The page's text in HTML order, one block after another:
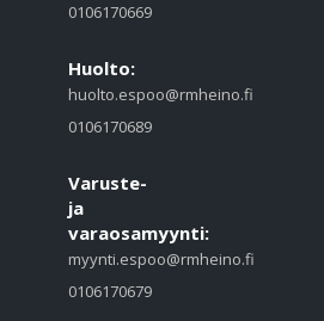
0106170669
Huolto:
huolto.espoo@rmheino.fi
0106170689
Varuste-
ja
varaosamyynti:
myynti.espoo@rmheino.fi
0106170679